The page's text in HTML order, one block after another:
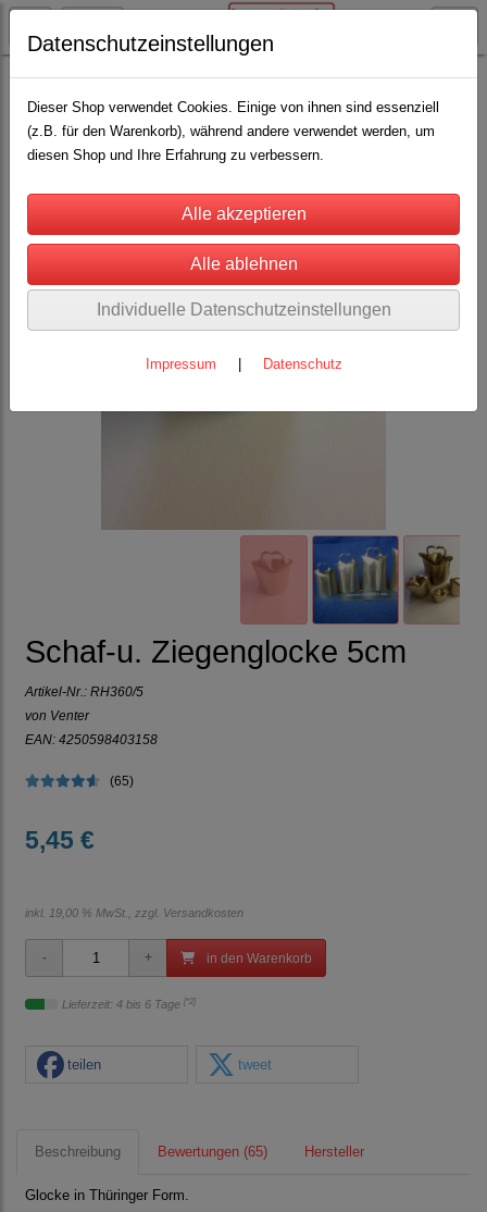
Weideglocken Schaf-u. Ziegenglöckchen(11)
Schaf-u. Ziegenglocke 5cm
Artikel-Nr.: RH360/5
von Venter
EAN: 4250598403158
(65)
5,45 €
inkl. 19,00 % MwSt., zzgl. Versandkosten
in den Warenkorb
Lieferzeit: 4 bis 6 Tage [*2]
teilen tweet
Beschreibung Bewertungen (65) Hersteller
Glocke in Thüringer Form.
Datenschutzeinstellungen
Dieser Shop verwendet Cookies. Einige von ihnen sind essenziell
(z.B. für den Warenkorb), während andere verwendet werden, um
diesen Shop und Ihre Erfahrung zu verbessern.
Individuelle Datenschutzeinstellungen
Impressum Datenschutz